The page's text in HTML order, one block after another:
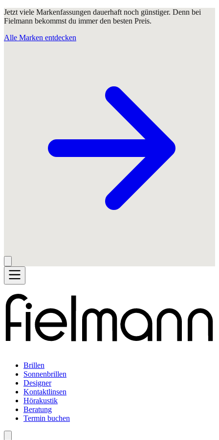
Jetzt viele Markenfassungen dauerhaft noch günstiger. Denn bei
Fielmann bekommst du immer den besten Preis.
Alle Marken entdecken
Brillen
Sonnenbrillen
Designer
Kontaktlinsen
Hörakustik
Beratung
Termin buchen